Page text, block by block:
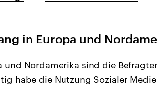
in Europa und
und Nordamerika sind die
habe die Nutzung Sozialer